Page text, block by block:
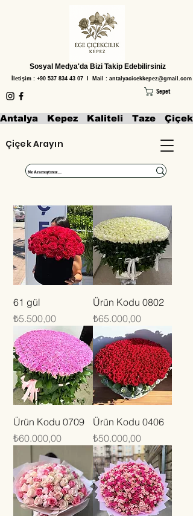
Sepet
Çiçek Arayın
İletişim : +90 537 834 43 07 I Mail : antalyacicekkepez@gmail.com
Antalya   Kepez   Kaliteli   Taze
Sosyal Medya'da Bizi Takip Edebilirsiniz
61 gül
Fiyat
₺5.500,00
Ürün Kodu 0802
Fiyat
₺65.000,00
Ürün Kodu 0709
Fiyat
₺60.000,00
Ürün Kodu 0406
Fiyat
₺50.000,00